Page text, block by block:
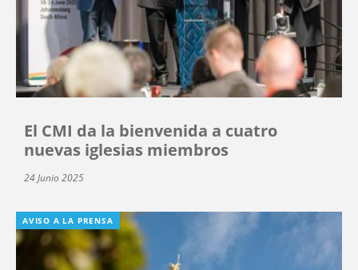
El CMI da la bienvenida a cuatro
nuevas iglesias miembros
24 Junio 2025
AVISO A LA PRENSA